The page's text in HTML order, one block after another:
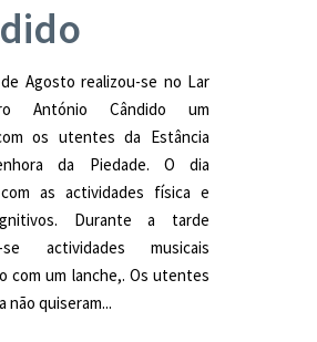
Agosto realizou-se no Lar
António Cândido um
os utentes da Estância
da Piedade. O dia
as actividades física e
Durante a tarde
se actividades musicais
com um lanche,. Os utentes
não quiseram...